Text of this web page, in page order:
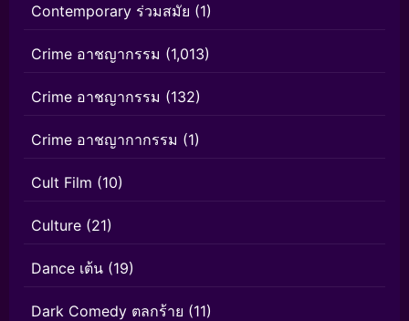
Contemporary ร่วมสมัย (1)
Crime อาชญากรรม (1,013)
Crime อาชญากรรม (132)
Crime อาชญากากรรม (1)
Cult Film (10)
Culture (21)
Dance เต้น (19)
Dark Comedy ตลกร้าย (11)